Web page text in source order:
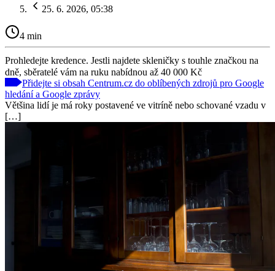
25. 6. 2026, 05:38
4 min
Prohledejte kredence. Jestli najdete skleničky s touhle značkou na
dně, sběratelé vám na ruku nabídnou až 40 000 Kč
Přidejte si obsah Centrum.cz do oblíbených zdrojů pro Google
hledání a Google zprávy
Většina lidí je má roky postavené ve vitríně nebo schované vzadu v
[…]